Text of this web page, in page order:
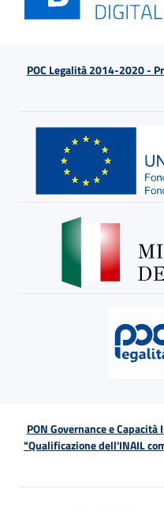
POC Legalità 2014-2020 -
PON Governance e
"Qualificazione dell'INAIL